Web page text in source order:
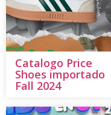
Catalogo Price
Shoes importado
Fall 2024